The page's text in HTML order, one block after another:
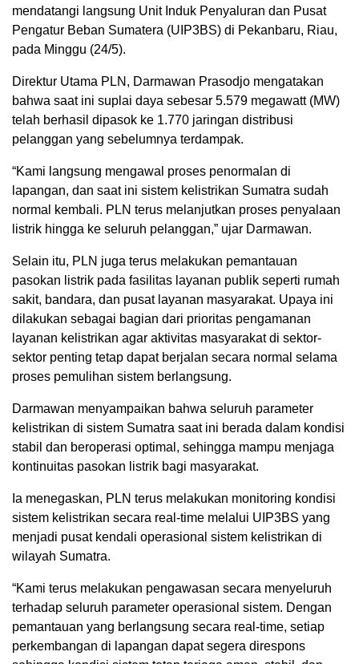
mendatangi langsung Unit Induk Penyaluran dan Pusat
Pengatur Beban Sumatera (UIP3BS) di Pekanbaru, Riau,
pada Minggu (24/5).
Direktur Utama PLN, Darmawan Prasodjo mengatakan
bahwa saat ini suplai daya sebesar 5.579 megawatt (MW)
telah berhasil dipasok ke 1.770 jaringan distribusi
pelanggan yang sebelumnya terdampak.
“Kami langsung mengawal proses penormalan di
lapangan, dan saat ini sistem kelistrikan Sumatra sudah
normal kembali. PLN terus melanjutkan proses penyalaan
listrik hingga ke seluruh pelanggan,” ujar Darmawan.
Selain itu, PLN juga terus melakukan pemantauan
pasokan listrik pada fasilitas layanan publik seperti rumah
sakit, bandara, dan pusat layanan masyarakat. Upaya ini
dilakukan sebagai bagian dari prioritas pengamanan
layanan kelistrikan agar aktivitas masyarakat di sektor-
sektor penting tetap dapat berjalan secara normal selama
proses pemulihan sistem berlangsung.
Darmawan menyampaikan bahwa seluruh parameter
kelistrikan di sistem Sumatra saat ini berada dalam kondisi
stabil dan beroperasi optimal, sehingga mampu menjaga
kontinuitas pasokan listrik bagi masyarakat.
Ia menegaskan, PLN terus melakukan monitoring kondisi
sistem kelistrikan secara real-time melalui UIP3BS yang
menjadi pusat kendali operasional sistem kelistrikan di
wilayah Sumatra.
“Kami terus melakukan pengawasan secara menyeluruh
terhadap seluruh parameter operasional sistem. Dengan
pemantauan yang berlangsung secara real-time, setiap
perkembangan di lapangan dapat segera direspons